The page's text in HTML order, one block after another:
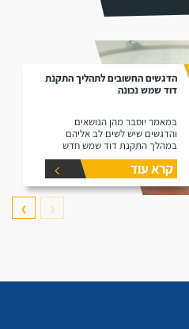
הדגשים החשובים לתהליך התקנת
דוד שמש נכונה
במאמר יוסבר מהן הנושאים
והדגשים שיש לשים לב אליהם
במהלך התקנת דוד שמש חדש
קרא עוד
❮
❯